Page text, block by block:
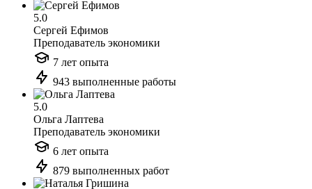
5.0
Сергей Ефимов
Преподаватель экономики
7 лет опыта
943 выполненные работы
5.0
Ольга Лаптева
Преподаватель экономики
6 лет опыта
879 выполненных работ